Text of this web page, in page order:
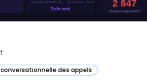
des appels